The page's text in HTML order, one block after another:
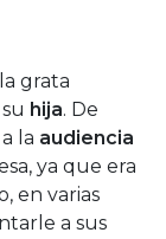
grata
hija. De
la audiencia
ya que era
en varias
a sus